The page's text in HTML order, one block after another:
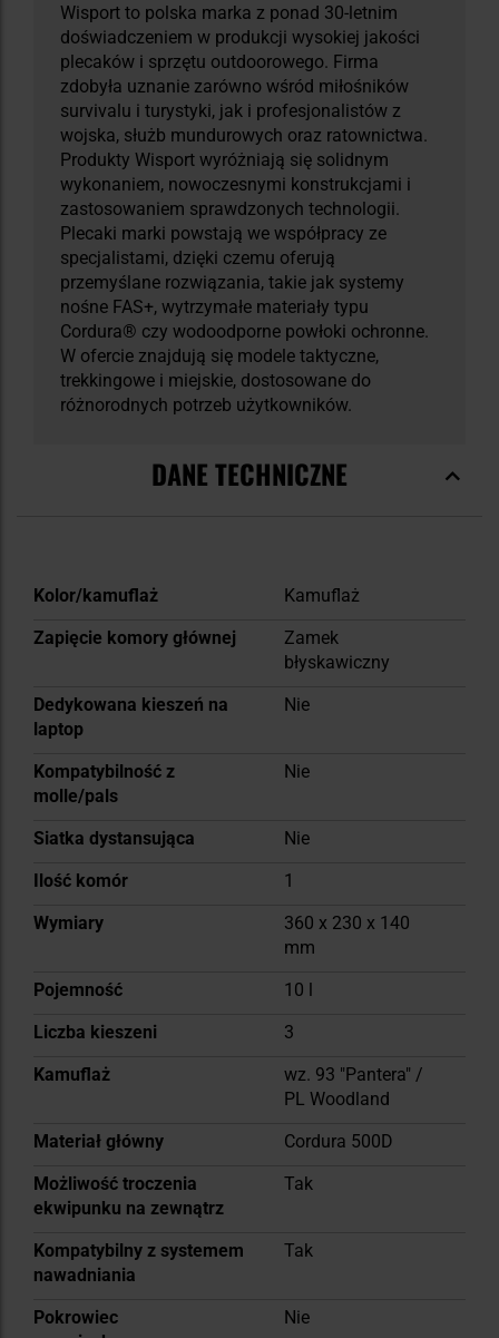
Wisport to polska marka z ponad 30-letnim
doświadczeniem w produkcji wysokiej jakości
plecaków i sprzętu outdoorowego. Firma
zdobyła uznanie zarówno wśród miłośników
survivalu i turystyki, jak i profesjonalistów z
wojska, służb mundurowych oraz ratownictwa.
Produkty Wisport wyróżniają się solidnym
wykonaniem, nowoczesnymi konstrukcjami i
zastosowaniem sprawdzonych technologii.
Plecaki marki powstają we współpracy ze
specjalistami, dzięki czemu oferują
przemyślane rozwiązania, takie jak systemy
nośne FAS+, wytrzymałe materiały typu
Cordura® czy wodoodporne powłoki ochronne.
W ofercie znajdują się modele taktyczne,
trekkingowe i miejskie, dostosowane do
różnorodnych potrzeb użytkowników.
DANE TECHNICZNE
Więcej
Kolor/kamuflaż
Kamuflaż
Zapięcie komory głównej
Zamek
błyskawiczny
Dedykowana kieszeń na
laptop
Nie
Kompatybilność z
molle/pals
Nie
Siatka dystansująca
Nie
Ilość komór
1
Wymiary
360 x 230 x 140
mm
Pojemność
10 l
Liczba kieszeni
3
Kamuflaż
wz. 93 "Pantera" /
PL Woodland
Materiał główny
Cordura 500D
Możliwość troczenia
ekwipunku na zewnątrz
Tak
Kompatybilny z systemem
nawadniania
Tak
Pokrowiec
Nie